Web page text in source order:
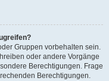
Gruppen vorbehalten sein.
oder andere Vorgänge
Berechtigungen. Frage
Berechtigungen.